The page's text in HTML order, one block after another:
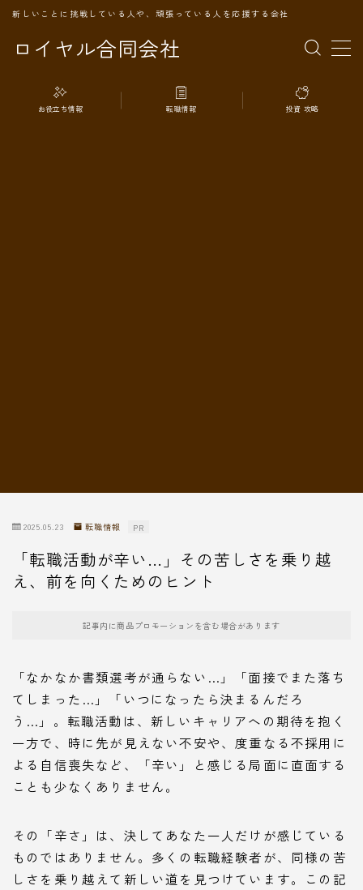
ロイヤル合同会社
新しいことに挑戦している人や、頑張っている人を応援する会社
MENU
TOPページ
お役立ち情報 転職情報 投資 攻略
2025.05.23 転職情報 PR
「転職活動が辛い…」その苦しさを乗り越
え、前を向くためのヒント
記事内に商品プロモーションを含む場合があります
「なかなか書類選考が通らない…」「面接でまた落ち
てしまった…」「いつになったら決まるんだろ
う…」。転職活動は、新しいキャリアへの期待を抱く
一方で、時に先が見えない不安や、度重なる不採用に
よる自信喪失など、「辛い」と感じる局面に直面する
ことも少なくありません。
その「辛さ」は、決してあなた一人だけが感じている
ものではありません。多くの転職経験者が、同様の苦
しさを乗り越えて新しい道を見つけています。この記